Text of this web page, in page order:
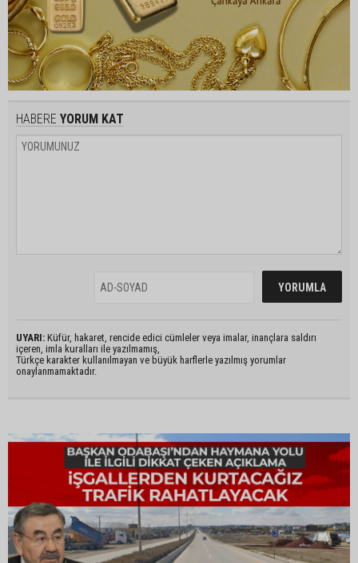
HABERE YORUM KAT
UYARI: Küfür, hakaret, rencide edici cümleler veya imalar, inançlara saldırı
içeren, imla kuralları ile yazılmamış,
Türkçe karakter kullanılmayan ve büyük harflerle yazılmış yorumlar
onaylanmamaktadır.